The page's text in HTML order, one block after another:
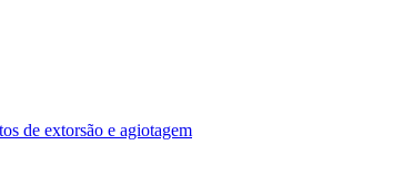
de extorsão e agiotagem